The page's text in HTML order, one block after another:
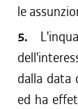
le
5.
dalla data
ed ha